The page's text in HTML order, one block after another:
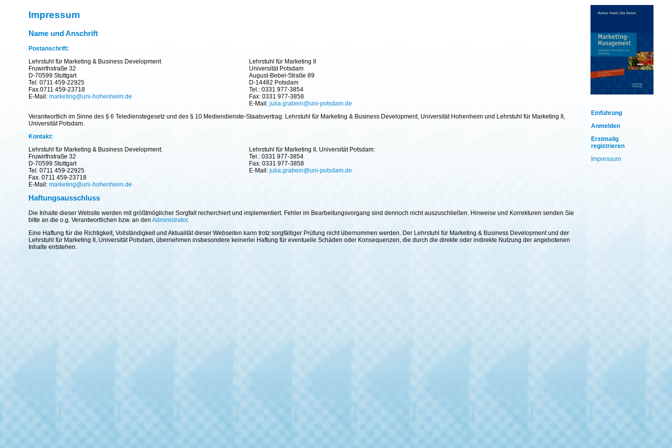
Einführung
Anmelden
Erstmalig
registrieren
Impressum
Impressum
Name und Anschrift
Postanschrift:
Lehrstuhl für Marketing & Business Development
Fruwirthstraße 32
D-70599 Stuttgart
Tel. 0711 459-22925
Fax.0711 459-23718
E-Mail: marketing@uni-hohenheim.de
Lehrstuhl für Marketing II
Universität Potsdam
August-Bebel-Straße 89
D-14482 Potsdam
Tel.: 0331 977-3854
Fax: 0331 977-3858
E-Mail: julia.grabein@uni-potsdam.de
Verantwortlich im Sinne des § 6 Teledienstegesetz und des § 10 Mediendienste-Staatsvertrag: Lehrstuhl für Marketing & Business Development, Universität Hohenheim und Lehrstuhl für Marketing II,
Universität Potsdam.
Kontakt:
Lehrstuhl für Marketing & Business Development:
Fruwirthstraße 32
D-70599 Stuttgart
Tel. 0711 459-22925
Fax. 0711 459-23718
E-Mail: marketing@uni-hohenheim.de
Lehrstuhl für Marketing II, Universität Potsdam:
Tel.: 0331 977-3854
Fax: 0331 977-3858
E-Mail: julia.grabein@uni-potsdam.de
Haftungsausschluss
Die Inhalte dieser Website werden mit größtmöglicher Sorgfalt recherchiert und implementiert. Fehler im Bearbeitungsvorgang sind dennoch nicht auszuschließen. Hinweise und Korrekturen senden Sie
bitte an die o.g. Verantwortlichen bzw. an den Administrator.
Eine Haftung für die Richtigkeit, Vollständigkeit und Aktualität dieser Webseiten kann trotz sorgfältiger Prüfung nicht übernommen werden. Der Lehrstuhl für Marketing & Business Development und der
Lehrstuhl für Marketing II, Universität Potsdam, übernehmen insbesondere keinerlei Haftung für eventuelle Schäden oder Konsequenzen, die durch die direkte oder indirekte Nutzung der angebotenen
Inhalte entstehen.